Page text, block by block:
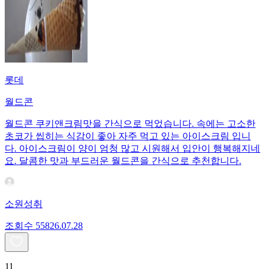
롯데
월드콘
월드콘 쿠키앤크림맛을 간식으로 먹었습니다. 속에는 고소한
초코가 씹히는 식감이 좋아 자주 먹고 있는 아이스크림 입니
다. 아이스크림이 양이 엄청 많고 시원해서 입안이 행복해지네
요. 달콤한 맛과 부드러운 월드콘을 간식으로 추천합니다.
소원성취
조회수 55826.07.28
11